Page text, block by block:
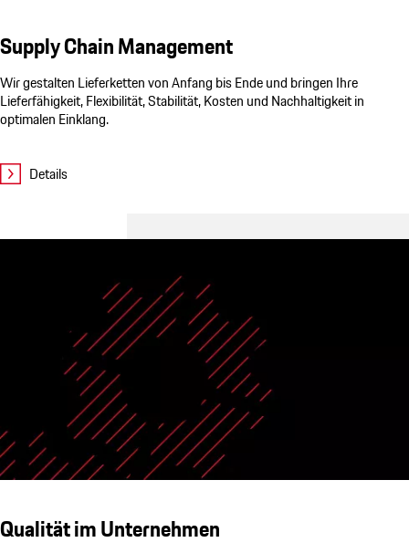
Supply Chain Management
Wir gestalten Lieferketten von Anfang bis Ende und bringen Ihre
Lieferfähigkeit, Flexibilität, Stabilität, Kosten und Nachhaltigkeit in
optimalen Einklang.
Details
Qualität im Unternehmen